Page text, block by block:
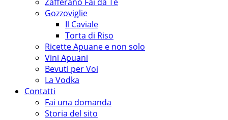
Zafferano Fai da Te
Gozzoviglie
Il Caviale
Torta di Riso
Ricette Apuane e non solo
Vini Apuani
Bevuti per Voi
La Vodka
Contatti
Fai una domanda
Storia del sito